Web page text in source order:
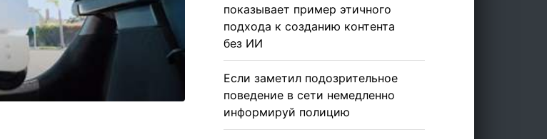
показывает пример этичного
подхода к созданию контента
без ИИ
Если заметил подозрительное
поведение в сети немедленно
информируй полицию